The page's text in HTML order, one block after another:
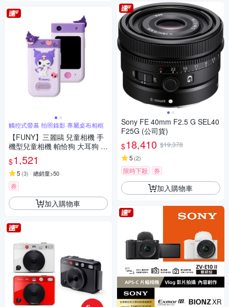
觸控式螢幕 拍照錄影 專屬桌布相框
【FUNY】三麗鷗 兒童相機 手
機型兒童相機 帕恰狗 大耳狗 酷
洛米
$1,521
5 (3) 總銷量>50
券
加入購物車
Sony FE 40mm F2.5 G SEL40
F25G (公司貨)
$18,410 $19,378
5 (2)
限時下殺 券
加入購物車